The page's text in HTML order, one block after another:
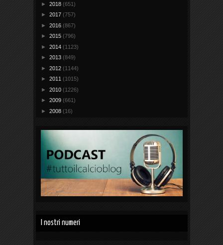
► 2018 (651)
► 2017 (757)
► 2016 (867)
► 2015 (796)
► 2014 (1123)
► 2013 (849)
► 2012 (1144)
► 2011 (1015)
► 2010 (1226)
► 2009 (661)
► 2008 (16)
I nostri numeri